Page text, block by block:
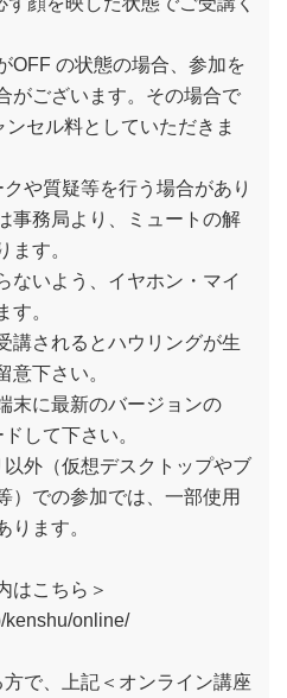
OFF の状態の場合、参加を
がございます。その場合で
セル料としていただきま
や質疑等を行う場合があり
事務局より、ミュートの解
ます。
ないよう、イヤホン・マイ
す。
講されるとハウリングが生
意下さい。
末に最新のバージョンの
して下さい。
外（仮想デスクトップやブ
）での参加では、一部使用
ります。
はこちら＞
kenshu/online/
で、上記＜オンライン講座